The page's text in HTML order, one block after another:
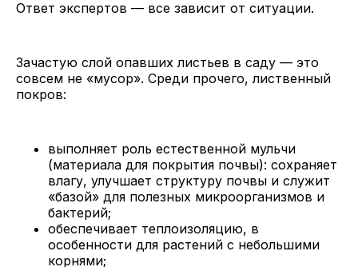
Ответ экспертов — все зависит от ситуации.
Зачастую слой опавших листьев в саду — это
совсем не «мусор». Среди прочего, лиственный
покров:
выполняет роль естественной мульчи
(материала для покрытия почвы): сохраняет
влагу, улучшает структуру почвы и служит
«базой» для полезных микроорганизмов и
бактерий;
обеспечивает теплоизоляцию, в
особенности для растений с небольшими
корнями;